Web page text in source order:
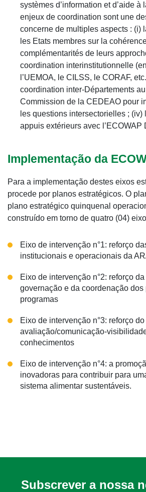
systèmes d’information et d’aide à
enjeux de coordination sont une
concerne de multiples aspects : (i)
les Etats membres sur la
complémentarités de leurs
coordination interinstitutionnelle
l’UEMOA, le CILSS, le CORAF,
coordination inter-Départements
Commission de la CEDEAO pour
les questions intersectorielles ;
appuis extérieurs avec l’ECOWAP
Implementação da
Para a implementação destes eixos
procede por planos estratégicos. O
plano estratégico quinquenal
construído em torno de quatro (04)
Eixo de intervenção n°1: reforço
institucionais e operacionais da
Eixo de intervenção n°2: reforço
governação e da coordenação dos
programas
Eixo de intervenção n°3: reforço
avaliação/comunicação-
conhecimentos
Eixo de intervenção n°4: a
inovadoras para contribuir para
sistema alimentar sustentáveis.
Subscrever a nossa